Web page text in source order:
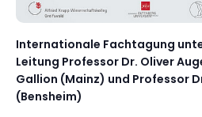
Internationale Fachtagung
Leitung Professor Dr. Oliver
Gallion (Mainz) und Professor
(Bensheim)